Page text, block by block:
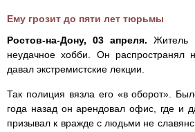
Ему грозит до пяти лет тюрьмы
Ростов-на-Дону, 03 апреля. Житель
неудачное хобби. Он распространял
давал экстремистские лекции.
Так полиция вязла его «в оборот».
года назад он арендовал офис, где и
призывал к вражде с людьми не